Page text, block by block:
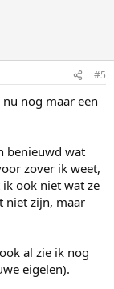
#5
nog maar een
benieuwd wat
zover ik weet,
ook niet wat ze
niet zijn, maar
al zie ik nog
eigelen).